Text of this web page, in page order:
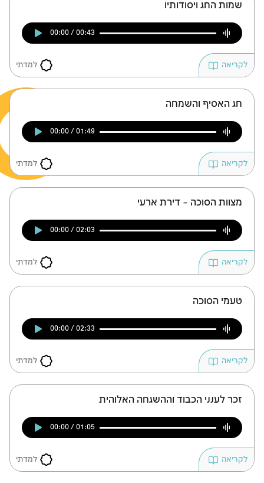
שמות החג ויסודותיו
00:00 / 00:43
למדתי לקריאה
חג האסיף והשמחה
00:00 / 01:49
למדתי לקריאה
מצוות הסוכה – דירת ארעי
00:00 / 02:03
למדתי לקריאה
טעמי הסוכה
00:00 / 02:33
למדתי לקריאה
זכר לענני הכבוד וההשגחה האלוהית
00:00 / 01:05
למדתי לקריאה